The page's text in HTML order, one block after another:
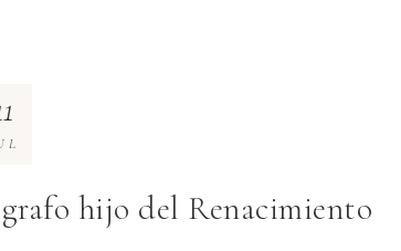
hijo del Renacimiento